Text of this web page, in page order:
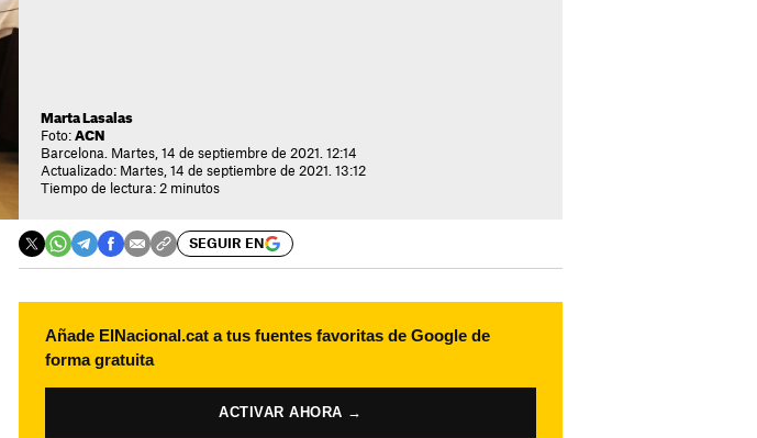
Marta Lasalas
Foto: ACN
Barcelona. Martes, 14 de septiembre de 2021. 12:14
Actualizado: Martes, 14 de septiembre de 2021. 13:12
Tiempo de lectura: 2 minutos
SEGUIR EN
Añade ElNacional.cat a tus fuentes favoritas de Google de
forma gratuita
ACTIVAR AHORA →